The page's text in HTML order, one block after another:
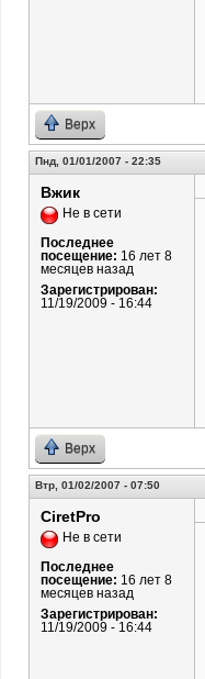
Верх
Пнд, 01/01/2007 - 22:35
Вжик
Не в сети
Последнее
посещение: 16 лет 8
месяцев назад
Зарегистрирован:
11/19/2009 - 16:44
Верх
Втр, 01/02/2007 - 07:50
CiretPro
Не в сети
Последнее
посещение: 16 лет 8
месяцев назад
Зарегистрирован:
11/19/2009 - 16:44